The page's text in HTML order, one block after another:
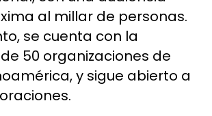
al millar de personas.
se cuenta con la
50 organizaciones de
y sigue abierto a